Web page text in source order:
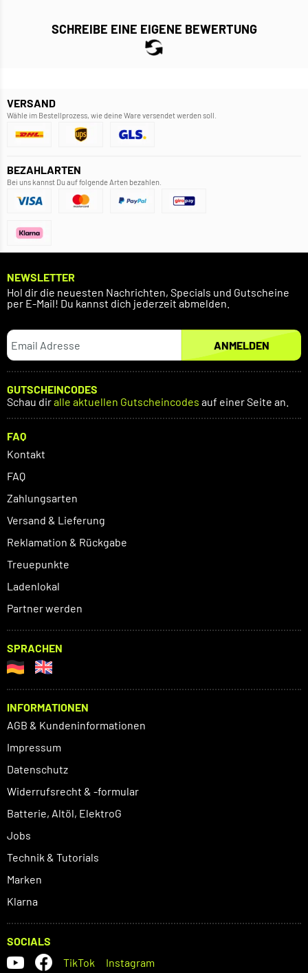
SCHREIBE EINE EIGENE BEWERTUNG
VERSAND
Wähle im Bestellprozess, wie deine Ware versendet werden soll.
BEZAHLARTEN
Bei uns kannst Du auf folgende Arten bezahlen.
NEWSLETTER
Hol dir die neuesten Nachrichten, Specials und Gutscheine
per E-Mail! Du kannst dich jederzeit abmelden.
ANMELDEN
GUTSCHEINCODES
Schau diralle aktuellen Gutscheincodes auf einer Seite an.
FAQ
Kontakt
FAQ
Zahlungsarten
Versand & Lieferung
Reklamation & Rückgabe
Treuepunkte
Ladenlokal
Partner werden
SPRACHEN
INFORMATIONEN
AGB & Kundeninformationen
Impressum
Datenschutz
Widerrufsrecht & -formular
Batterie, Altöl, ElektroG
Jobs
Technik & Tutorials
Marken
Klarna
SOCIALS
TikTok
Instagram